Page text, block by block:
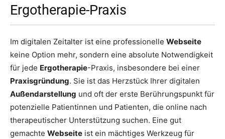
Ergotherapie-Praxis
Im digitalen Zeitalter ist eine professionelle Webseite
keine Option mehr, sondern eine absolute Notwendigkeit
für jede Ergotherapie-Praxis, insbesondere bei einer
Praxisgründung. Sie ist das Herzstück Ihrer digitalen
Außendarstellung und oft der erste Berührungspunkt für
potenzielle Patientinnen und Patienten, die online nach
therapeutischer Unterstützung suchen. Eine gut
gemachte Webseite ist ein mächtiges Werkzeug für